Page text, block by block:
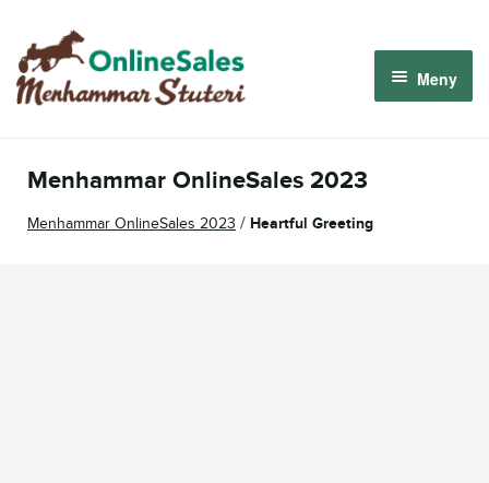
Hoppa
till
navigering
Hoppa
till
innehåll
Meny
Menhammar OnlineSales 2023
Menhammar OnlineSales 2023 / Heartful Greeting